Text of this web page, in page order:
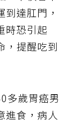
達肛門，
時恐引起
，提醒吃到
多歲胃癌男
進食，病人